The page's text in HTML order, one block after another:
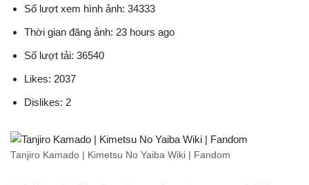
Số lượt xem hình ảnh: 34333
Thời gian đăng ảnh: 23 hours ago
Số lượt tải: 36540
Likes: 2037
Dislikes: 2
Tanjiro Kamado | Kimetsu No Yaiba Wiki | Fandom